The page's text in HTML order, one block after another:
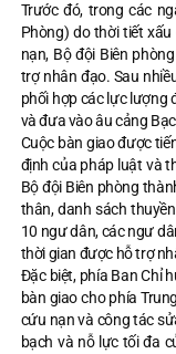
Trước đó, trong các
Phòng) do thời tiết
nạn, Bộ đội Biên
trợ nhân đạo. Sau
phối hợp các lực lượng
và đưa vào âu cảng
Cuộc bàn giao được
định của pháp luật và
Bộ đội Biên phòng
thân, danh sách
10 ngư dân, các ngư
thời gian được hỗ trợ
Đặc biệt, phía Ban Chỉ
bàn giao cho phía
cứu nạn và công tác
bạch và nỗ lực tối đa